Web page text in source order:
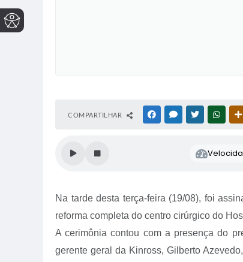
COMPARTILHAR FACEBOOKMESSENGER
TWITTER
Na tarde desta terça-feira (19/08), foi
reforma completa do centro cirúrgico do
A cerimônia contou com a presença do
gerente geral da Kinross, Gilberto